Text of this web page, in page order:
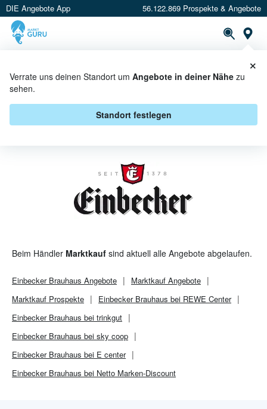
DIE Angebote App 56.122.869 Prospekte & Angebote
Verrate uns deinen Standort um Angebote in deiner Nähe zu
sehen.
Standort festlegen
×
EINBECKER BRAUHAUS BEI
MARKTKAUF - ANGEBOTE &
AKTIONEN
Beim Händler Marktkauf sind aktuell alle Angebote abgelaufen.
Einbecker Brauhaus Angebote Marktkauf Angebote
Marktkauf Prospekte
Einbecker Brauhaus bei REWE Center
Einbecker Brauhaus bei trinkgut
Einbecker Brauhaus bei sky coop
Einbecker Brauhaus bei E center
Einbecker Brauhaus bei Netto Marken-Discount